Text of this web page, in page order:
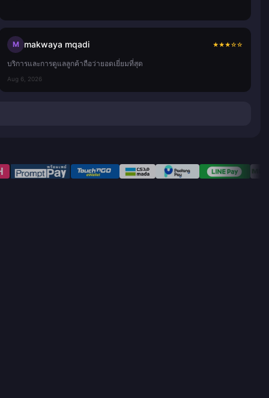
M makwaya mqadi ★★★☆☆
บริการและการดูแลลูกค้าถือว่ายอดเยี่ยมที่สุด
Aug 6, 2026